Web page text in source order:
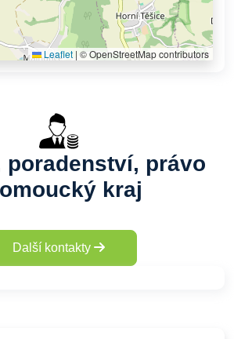
Leaflet | © OpenStreetMap contributors
poradenství, právo
kraj
Další kontakty